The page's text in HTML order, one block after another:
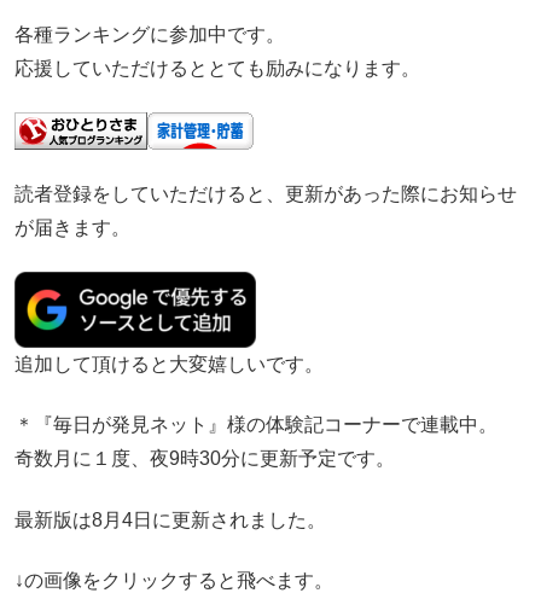
各種ランキングに参加中です。
応援していただけるととても励みになります。
読者登録をしていただけると、更新があった際にお知らせ
が届きます。
追加して頂けると大変嬉しいです。
＊『毎日が発見ネット』様の体験記コーナーで連載中。
奇数月に１度、夜9時30分に更新予定です。
最新版は8月4日に更新されました。
↓の画像をクリックすると飛べます。